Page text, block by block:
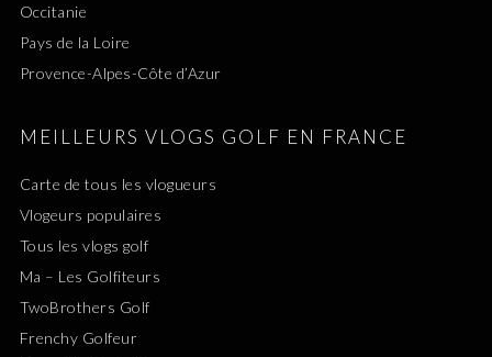
Occitanie
Pays de la Loire
Provence-Alpes-Côte d’Azur
MEILLEURS VLOGS GOLF EN FRANCE
Carte de tous les vlogueurs
Vlogeurs populaires
Tous les vlogs golf
Ma – Les Golfiteurs
TwoBrothers Golf
Frenchy Golfeur